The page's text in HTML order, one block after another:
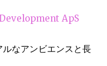
なアンビエンスと長